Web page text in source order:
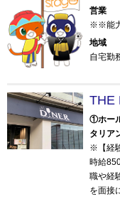
営業
※※能
地域
自宅勤
THE
①ホー
タリア
※【経
時給
職や経
を面接